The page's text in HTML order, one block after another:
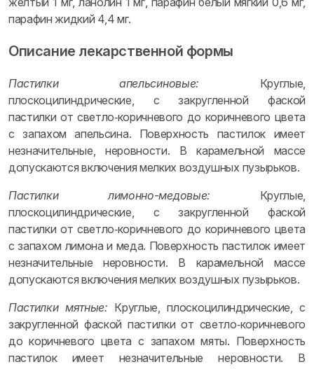
парафин жидкий 4,4 мг.
Описание лекарственной формы
Пастилки апельсиновые: Круглые,
плоскоцилиндрические, с закругленной фаской
пастилки от светло‑коричневого до коричневого цвета
с запахом апельсина. Поверхность пастилок имеет
незначительные, неровности. В карамельной массе
допускаются включения мелких воздушных пузырьков.
Пастилки лимонно-медовые: Круглые,
плоскоцилиндрические, с закругленной фаской
пастилки от светло‑коричневого до коричневого цвета
с запахом лимона и меда. Поверхность пастилок имеет
незначительные неровности. В карамельной массе
допускаются включения мелких воздушных пузырьков.
Пастилки мятные: Круглые, плоскоцилиндрические, с
закругленной фаской пастилки от светло‑коричневого
до коричневого цвета с запахом мяты. Поверхность
пастилок имеет незначительные неровности. В